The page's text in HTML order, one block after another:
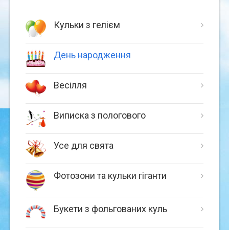
Кульки з гелієм
День народження
Весілля
Виписка з пологового
Усе для свята
Фотозони та кульки гіганти
Букети з фольгованих куль